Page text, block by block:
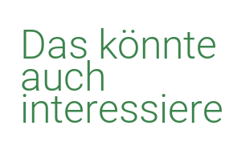
Das könnte
auch